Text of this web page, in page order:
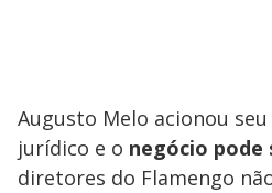
Augusto Melo acionou
jurídico e o negócio
diretores do Flamengo